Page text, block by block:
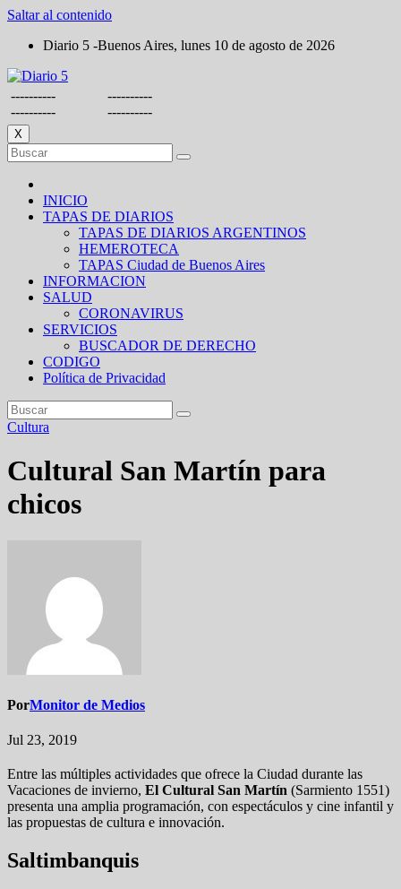
Saltar al contenido
Diario 5 -Buenos Aires, lunes 10 de agosto de 2026
----------
----------
----------
----------
X
INICIO
TAPAS DE DIARIOS
TAPAS DE DIARIOS ARGENTINOS
HEMEROTECA
TAPAS Ciudad de Buenos Aires
INFORMACION
SALUD
CORONAVIRUS
SERVICIOS
BUSCADOR DE DERECHO
CODIGO
Política de Privacidad
Cultura
Cultural San Martín para
chicos
PorMonitor de Medios
Jul 23, 2019
Entre las múltiples actividades que ofrece la Ciudad durante las
Vacaciones de invierno, El Cultural San Martín (Sarmiento 1551)
presenta una amplia programación, con espectáculos y cine infantil y
las propuestas de cultura e innovación.
Saltimbanquis